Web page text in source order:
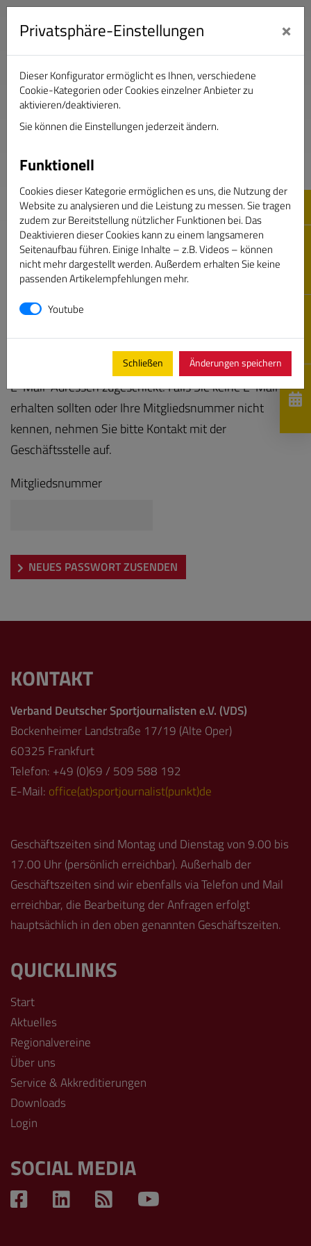
Verband Deutscher Sportjournalisten e.V.
Passwort vergessen
anschließend ein neues Kennwort an die hinterlegten
E-Mail-Adressen zugeschickt. Falls Sie keine E-Mail
erhalten sollten oder Ihre Mitgliedsnummer nicht
kennen, nehmen Sie bitte Kontakt mit der
Geschäftsstelle auf.
Mitgliedsnummer
NEUES PASSWORT ZUSENDEN
Privatsphäre-Einstellungen ×
Dieser Konfigurator ermöglicht es Ihnen, verschiedene
Cookie-Kategorien oder Cookies einzelner Anbieter zu
aktivieren/deaktivieren.
Sie können die Einstellungen jederzeit ändern.
Funktionell
Cookies dieser Kategorie ermöglichen es uns, die Nutzung der
Website zu analysieren und die Leistung zu messen. Sie tragen
zudem zur Bereitstellung nützlicher Funktionen bei. Das
Deaktivieren dieser Cookies kann zu einem langsameren
Seitenaufbau führen. Einige Inhalte – z.B. Videos – können
nicht mehr dargestellt werden. Außerdem erhalten Sie keine
passenden Artikelempfehlungen mehr.
Youtube
Schließen Änderungen speichern
KONTAKT
Verband Deutscher Sportjournalisten e.V. (VDS)
Bockenheimer Landstraße 17/19 (Alte Oper)
60325 Frankfurt
Telefon: +49 (0)69 / 509 588 192
E-Mail: office(at)sportjournalist(punkt)de
Geschäftszeiten sind Montag und Dienstag von 9.00 bis
17.00 Uhr (persönlich erreichbar). Außerhalb der
Geschäftszeiten sind wir ebenfalls via Telefon und Mail
erreichbar, die Bearbeitung der Anfragen erfolgt
hauptsächlich in den oben genannten Geschäftszeiten.
QUICKLINKS
Start
Aktuelles
Regionalvereine
Über uns
Service & Akkreditierungen
Downloads
Login
SOCIAL MEDIA